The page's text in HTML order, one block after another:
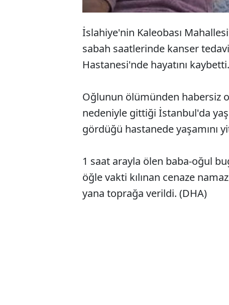
İslahiye'nin Kaleobası
sabah saatlerinde kanser
Hastanesi'nde hayatını kaybetti.
Oğlunun ölümünden habersiz
nedeniyle gittiği İstanbul'da
gördüğü hastanede yaşamını
1 saat arayla ölen baba-oğul
öğle vakti kılınan cenaze
yana toprağa verildi. (DHA)